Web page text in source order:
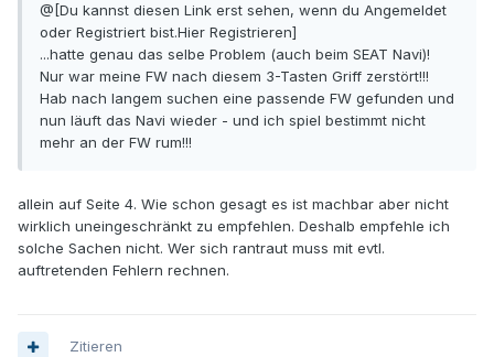
@[Du kannst diesen Link erst sehen, wenn du Angemeldet
oder Registriert bist.Hier Registrieren]
...hatte genau das selbe Problem (auch beim SEAT Navi)!
Nur war meine FW nach diesem 3-Tasten Griff zerstört!!!
Hab nach langem suchen eine passende FW gefunden und
nun läuft das Navi wieder - und ich spiel bestimmt nicht
mehr an der FW rum!!!
allein auf Seite 4. Wie schon gesagt es ist machbar aber nicht
wirklich uneingeschränkt zu empfehlen. Deshalb empfehle ich
solche Sachen nicht. Wer sich rantraut muss mit evtl.
auftretenden Fehlern rechnen.
Zitieren